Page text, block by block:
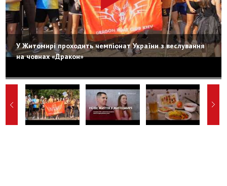
У Житомирі проходить чемпіонат України з веслування
на човнах «Дракон»